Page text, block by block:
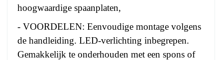
hoogwaardige spaanplaten,
- VOORDELEN: Eenvoudige montage volgens
de handleiding. LED-verlichting inbegrepen.
Gemakkelijk te onderhouden met een spons of